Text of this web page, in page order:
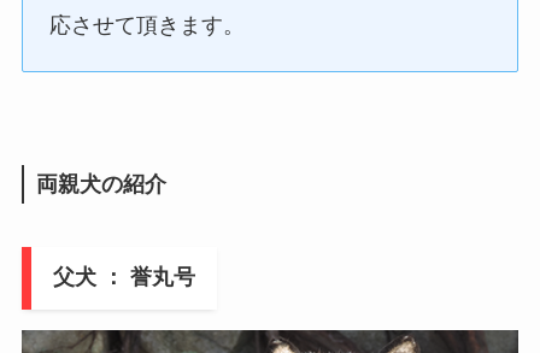
応させて頂きます。
両親犬の紹介
父犬 ： 誉丸号